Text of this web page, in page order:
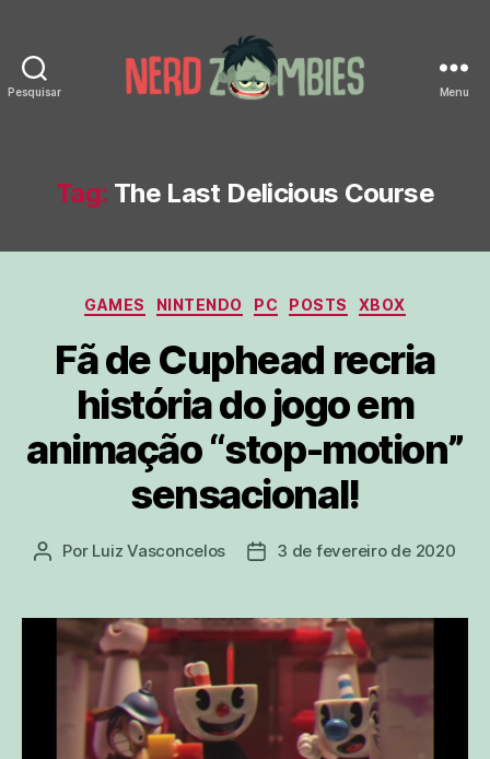
Pesquisar Menu
Tag: The Last Delicious Course
Categorias
GAMES NINTENDO PC POSTS XBOX
Fã de Cuphead recria
história do jogo em
animação “stop-motion”
sensacional!
Autor
Por Luiz Vasconcelos
Data3 de fevereiro de 2020